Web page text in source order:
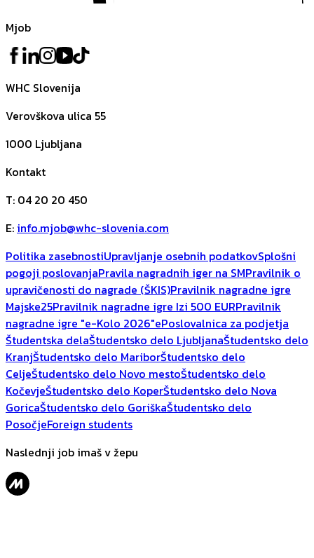
Mjob
WHC Slovenija
Verovškova ulica 55
1000 Ljubljana
Kontakt
T: 04 20 20 450
E: info.mjob@whc-slovenia.com
Politika zasebnostiUpravljanje osebnih podatkovSplošni
pogoji poslovanjaPravila nagradnih iger na SMPravilnik o
upravičenosti do nagrade (ŠKIS)Pravilnik nagradne igre
Majske25Pravilnik nagradne igre Izi 500 EURPravilnik
nagradne igre "e-Kolo 2026"ePoslovalnica za podjetja
Študentska delaŠtudentsko delo LjubljanaŠtudentsko delo
KranjŠtudentsko delo MariborŠtudentsko delo
CeljeŠtudentsko delo Novo mestoŠtudentsko delo
KočevjeŠtudentsko delo KoperŠtudentsko delo Nova
GoricaŠtudentsko delo GoriškaŠtudentsko delo
PosočjeForeign students
Naslednji job imaš v žepu